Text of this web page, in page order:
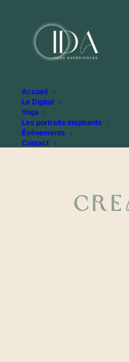
Accueil
Le Digital
Yoga
Les portraits inspirants
Évènements
Contact